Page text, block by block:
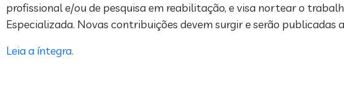
profissional e/ou de pesquisa em reabilitação, e visa nortear o
Especializada. Novas contribuições devem surgir e serão publicadas
Leia a íntegra.